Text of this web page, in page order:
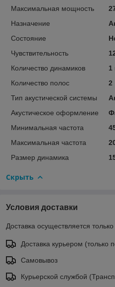
Максимальная мощность
Назначение
Состояние
Чувствительность
Количество динамиков
1
Количество полос
2
Тип акустической системы
Акустическое оформление
Минимальная частота
Максимальная частота
Размер динамика
Скрыть
Условия доставки
Доставка осуществляется
Доставка курьером (только
Самовывоз
Курьерской службой